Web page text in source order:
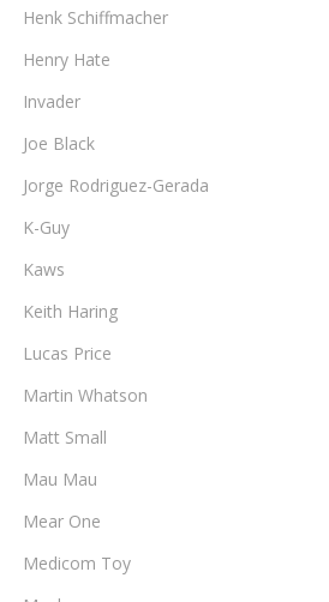
Henk Schiffmacher
Henry Hate
Invader
Joe Black
Jorge Rodriguez-Gerada
K-Guy
Kaws
Keith Haring
Lucas Price
Martin Whatson
Matt Small
Mau Mau
Mear One
Medicom Toy